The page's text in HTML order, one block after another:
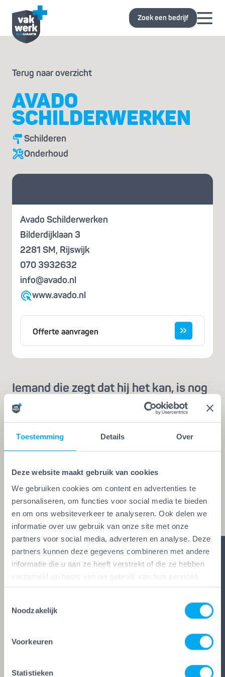
Toestemming Details Over
Deze website maakt gebruik van cookies
We gebruiken cookies om content en advertenties te
personaliseren, om functies voor social media te bieden
en om ons websiteverkeer te analyseren. Ook delen we
informatie over uw gebruik van onze site met onze
partners voor social media, adverteren en analyse. Deze
partners kunnen deze gegevens combineren met andere
informatie die u aan ze heeft verstrekt of die ze hebben
verzameld op basis van uw gebruik van hun services.
Noodzakelijk
Voorkeuren
Statistieken
Zoek een bedrijf
Terug naar overzicht
AVADO
SCHILDERWERKEN
Schilderen
Onderhoud
Vraag je
Avado Schilderwerken
Bilderdijklaan 3
2281 SM, Rijswijk
070 3932632
info@avado.nl
www.avado.nl
Offerte aanvragen
Iemand die zegt dat hij het kan, is nog
geen vakman
Een echte vakman of -vrouw herken je aan de
Vakwerk Plusgarantie. Dit is hét
kwaliteitskeurmerk voor schilders, behangers,
aan de strengste kwaliteitseisen voldoet, mag het
keurmerk voeren. Zo ben je zeker van vakwerk,
duidelijke afspraken en zes glasheldere garanties.